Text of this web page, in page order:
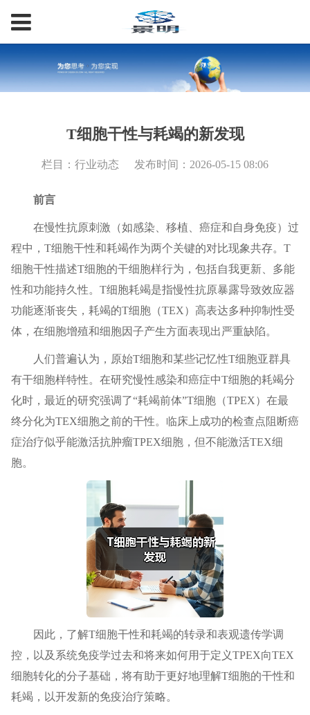
T细胞干性与耗竭的新发现
栏目：行业动态 发布时间：2026-05-15 08:06
前言
在慢性抗原刺激（如感染、移植、癌症和自身免疫）过
程中，T细胞干性和耗竭作为两个关键的对比现象共存。T
细胞干性描述T细胞的干细胞样行为，包括自我更新、多能
性和功能持久性。T细胞耗竭是指慢性抗原暴露导致效应器
功能逐渐丧失，耗竭的T细胞（TEX）高表达多种抑制性受
体，在细胞增殖和细胞因子产生方面表现出严重缺陷。
人们普遍认为，原始T细胞和某些记忆性T细胞亚群具
有干细胞样特性。在研究慢性感染和癌症中T细胞的耗竭分
化时，最近的研究强调了“耗竭前体”T细胞（TPEX）在最
终分化为TEX细胞之前的干性。临床上成功的检查点阻断癌
症治疗似乎能激活抗肿瘤TPEX细胞，但不能激活TEX细
胞。
因此，了解T细胞干性和耗竭的转录和表观遗传学调
控，以及系统免疫学过去和将来如何用于定义TPEX向TEX
细胞转化的分子基础，将有助于更好地理解T细胞的干性和
耗竭，以开发新的免疫治疗策略。